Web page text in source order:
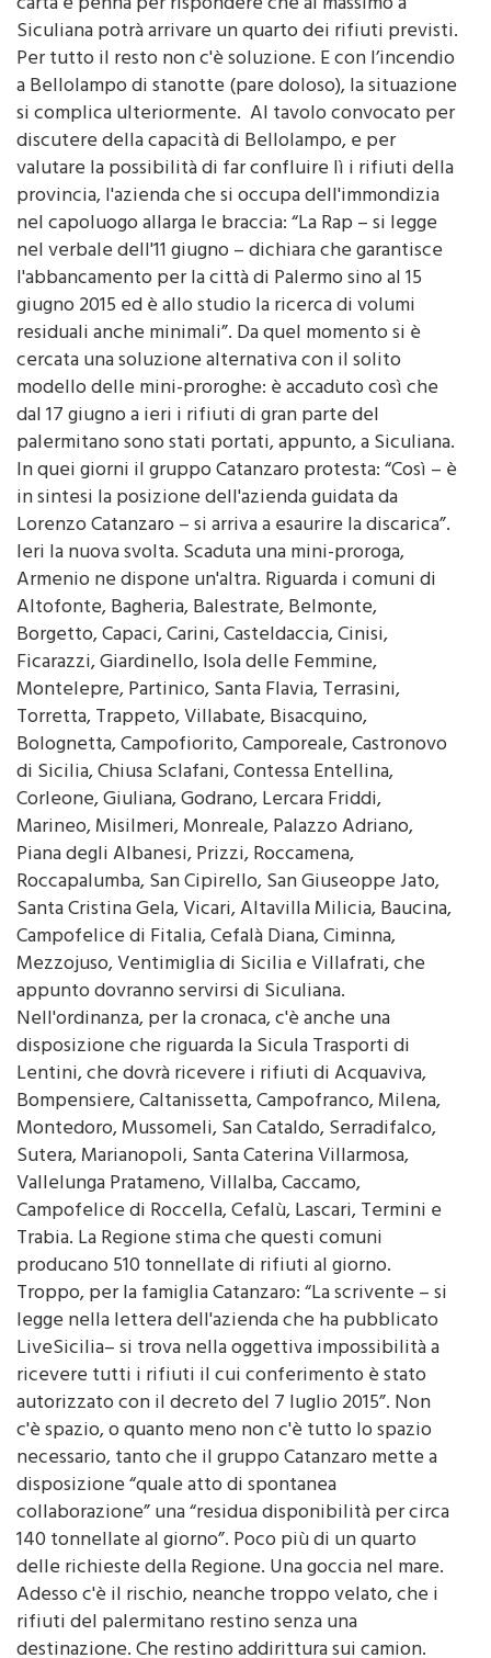
Per tutto il resto non c'è soluzione. E con l’incendio
a Bellolampo di stanotte (pare doloso), la situazione
si complica ulteriormente. Al tavolo convocato per
discutere della capacità di Bellolampo, e per
valutare la possibilità di far confluire lì i rifiuti della
provincia, l'azienda che si occupa dell'immondizia
nel capoluogo allarga le braccia: “La Rap – si legge
nel verbale dell'11 giugno – dichiara che garantisce
l'abbancamento per la città di Palermo sino al 15
giugno 2015 ed è allo studio la ricerca di volumi
residuali anche minimali”. Da quel momento si è
cercata una soluzione alternativa con il solito
modello delle mini-proroghe: è accaduto così che
dal 17 giugno a ieri i rifiuti di gran parte del
palermitano sono stati portati, appunto, a Siculiana.
In quei giorni il gruppo Catanzaro protesta: “Così – è
in sintesi la posizione dell'azienda guidata da
Lorenzo Catanzaro – si arriva a esaurire la discarica”.
Ieri la nuova svolta. Scaduta una mini-proroga,
Armenio ne dispone un'altra. Riguarda i comuni di
Altofonte, Bagheria, Balestrate, Belmonte,
Borgetto, Capaci, Carini, Casteldaccia, Cinisi,
Ficarazzi, Giardinello, Isola delle Femmine,
Montelepre, Partinico, Santa Flavia, Terrasini,
Torretta, Trappeto, Villabate, Bisacquino,
Bolognetta, Campofiorito, Camporeale, Castronovo
di Sicilia, Chiusa Sclafani, Contessa Entellina,
Corleone, Giuliana, Godrano, Lercara Friddi,
Marineo, Misilmeri, Monreale, Palazzo Adriano,
Piana degli Albanesi, Prizzi, Roccamena,
Roccapalumba, San Cipirello, San Giuseoppe Jato,
Santa Cristina Gela, Vicari, Altavilla Milicia, Baucina,
Campofelice di Fitalia, Cefalà Diana, Ciminna,
Mezzojuso, Ventimiglia di Sicilia e Villafrati, che
appunto dovranno servirsi di Siculiana.
Nell'ordinanza, per la cronaca, c'è anche una
disposizione che riguarda la Sicula Trasporti di
Lentini, che dovrà ricevere i rifiuti di Acquaviva,
Bompensiere, Caltanissetta, Campofranco, Milena,
Montedoro, Mussomeli, San Cataldo, Serradifalco,
Sutera, Marianopoli, Santa Caterina Villarmosa,
Vallelunga Pratameno, Villalba, Caccamo,
Campofelice di Roccella, Cefalù, Lascari, Termini e
Trabia. La Regione stima che questi comuni
producano 510 tonnellate di rifiuti al giorno.
Troppo, per la famiglia Catanzaro: “La scrivente – si
legge nella lettera dell'azienda che ha pubblicato
LiveSicilia– si trova nella oggettiva impossibilità a
ricevere tutti i rifiuti il cui conferimento è stato
autorizzato con il decreto del 7 luglio 2015”. Non
c'è spazio, o quanto meno non c'è tutto lo spazio
necessario, tanto che il gruppo Catanzaro mette a
disposizione “quale atto di spontanea
collaborazione” una “residua disponibilità per circa
140 tonnellate al giorno”. Poco più di un quarto
delle richieste della Regione. Una goccia nel mare.
Adesso c'è il rischio, neanche troppo velato, che i
rifiuti del palermitano restino senza una
destinazione. Che restino addirittura sui camion.